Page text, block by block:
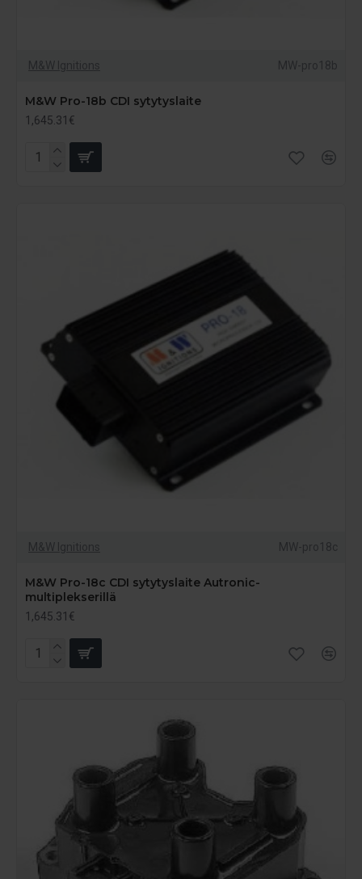
M&W Ignitions MW-pro18b
M&W Pro-18b CDI sytytyslaite
1,645.31€
M&W Ignitions MW-pro18c
M&W Pro-18c CDI sytytyslaite Autronic-
multiplekserillä
1,645.31€